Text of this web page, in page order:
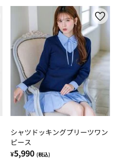
シャツドッキングプリーツワン
ピース
¥5,990 (税込)